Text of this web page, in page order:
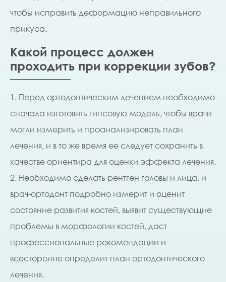
чтобы исправить деформацию неправильного
прикуса.
Какой процесс должен
проходить при коррекции зубов?
1. Перед ортодонтическим лечением необходимо
сначала изготовить гипсовую модель, чтобы врачи
могли измерить и проанализировать план
лечения, и в то же время ее следует сохранить в
качестве ориентира для оценки эффекта лечения.
2. Необходимо сделать рентген головы и лица, и
врач-ортодонт подробно измерит и оценит
состояние развития костей, выявит существующие
проблемы в морфологии костей, даст
профессиональные рекомендации и
всесторонне определит план ортодонтического
лечения.